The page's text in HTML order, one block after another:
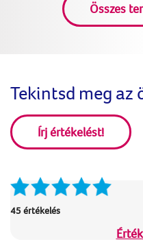
Összes
Tekintsd meg az
Írj értékelést!
45 értékelés